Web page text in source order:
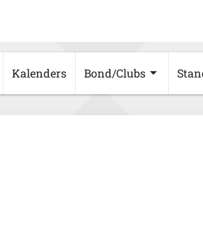
Kalenders Bond/Clubs